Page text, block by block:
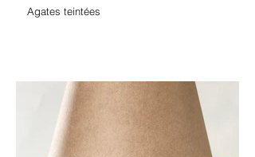
Agates teintées